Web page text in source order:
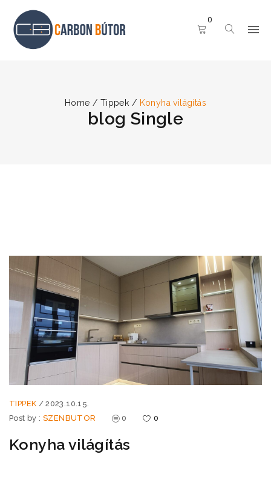
0
Home / Tippek / Konyha világítás
blog Single
TIPPEK / 2023.10.15.
Post by :SZENBUTOR 0 0
Konyha világítás